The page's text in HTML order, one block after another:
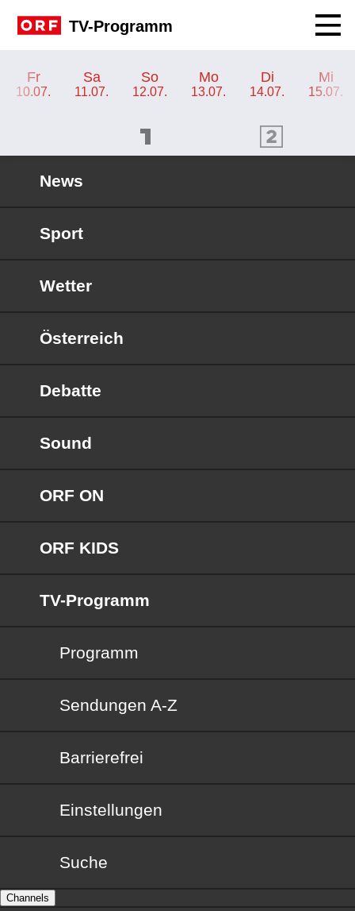
TV-Programm
Fr
10.07.
Sa
11.07.
So
12.07.
Mo
13.07.
Di
14.07.
Mi
15.07.
ORF 2 Programm
News
Sport
Wetter
Österreich
Debatte
Sound
ORF ON
ORF KIDS
TV-Programm
Programm
Sendungen von A bis Z
Sendungen A-Z
Barrierefrei
Barrierefrei
Einstellungen
Suche
Channels